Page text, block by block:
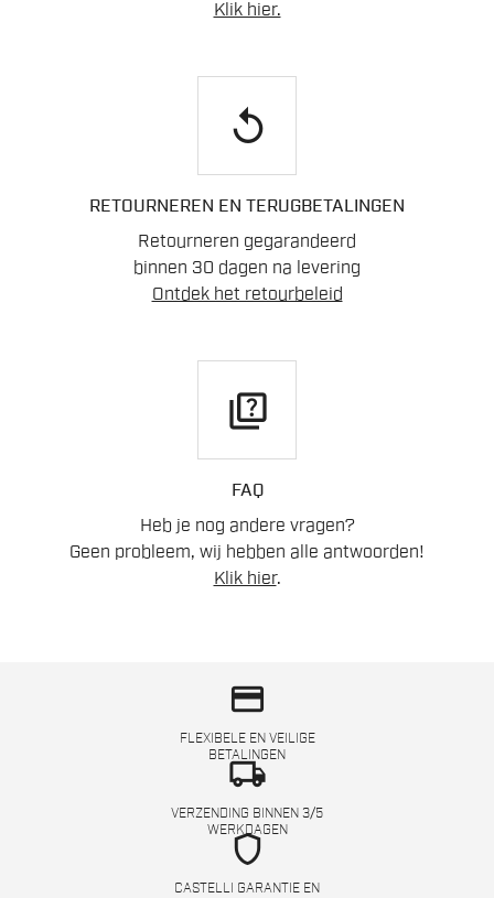
Klik hier.
replay
RETOURNEREN EN TERUGBETALINGEN
Retourneren gegarandeerd
binnen 30 dagen na levering
Ontdek het retourbeleid
quiz
FAQ
Heb je nog andere vragen?
Geen probleem, wij hebben alle antwoorden!
Klik hier.
credit_card
FLEXIBELE EN VEILIGE
BETALINGEN
local_shipping
VERZENDING BINNEN 3/5
WERKDAGEN
shield
CASTELLI GARANTIE EN